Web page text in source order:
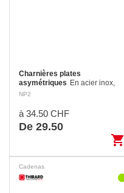
Charnières plates
asymétriques En acier inox,
fixation par vis fraisées à tête
NP2
à 34.50 CHF
De 29.50
shopping_cart
Cadenas